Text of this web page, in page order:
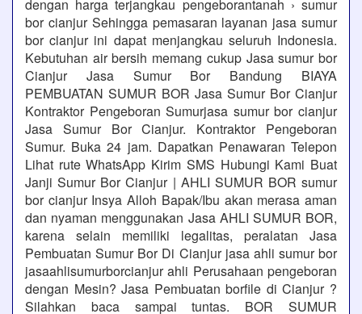
dengan harga terjangkau pengeborantanah › sumur
bor cianjur Sehingga pemasaran layanan jasa sumur
bor cianjur ini dapat menjangkau seluruh Indonesia.
Kebutuhan air bersih memang cukup Jasa sumur bor
Cianjur Jasa Sumur Bor Bandung BIAYA
PEMBUATAN SUMUR BOR Jasa Sumur Bor Cianjur
Kontraktor Pengeboran Sumurjasa sumur bor cianjur
Jasa Sumur Bor Cianjur. Kontraktor Pengeboran
Sumur. Buka 24 jam. Dapatkan Penawaran Telepon
Lihat rute WhatsApp Kirim SMS Hubungi Kami Buat
Janji Sumur Bor Cianjur | AHLI SUMUR BOR sumur
bor cianjur Insya Alloh Bapak/Ibu akan merasa aman
dan nyaman menggunakan Jasa AHLI SUMUR BOR,
karena selain memiliki legalitas, peralatan Jasa
Pembuatan Sumur Bor Di Cianjur jasa ahli sumur bor
jasaahlisumurborcianjur ahli Perusahaan pengeboran
dengan Mesin? Jasa Pembuatan borfile di Cianjur ?
Silahkan baca sampai tuntas. BOR SUMUR